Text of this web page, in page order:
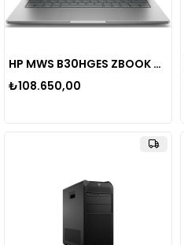
HP MWS B30HGES ZBOOK 8 16 G1i U7-255H-32GB 512GB SSD 4GB RTX 500 ADA 16" WUXGA WIN11PRO
₺108.650,00